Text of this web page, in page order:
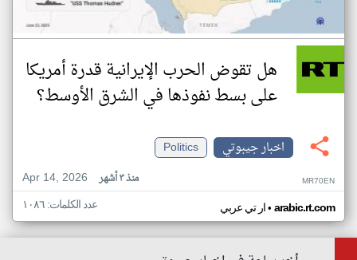
هل تقوض الحرب الإيرانية قدرة أمريكا
على بسط نفوذها في الشرق الأوسط؟
اخبار جيبوتي
Politics
Apr 14, 2026
منذ ٣ أشهر MR70EN
ار تي عربي• arabic.rt.com عدد الكلمات: ١٠٨٦